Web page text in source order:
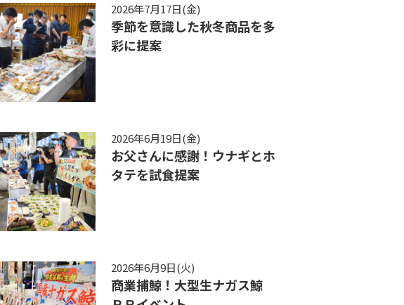
2026年7月17日(金)
季節を意識した秋冬商品を多
彩に提案
2026年6月19日(金)
お父さんに感謝！ウナギとホ
タテを試食提案
2026年6月9日(火)
商業捕鯨！大型生ナガス鯨